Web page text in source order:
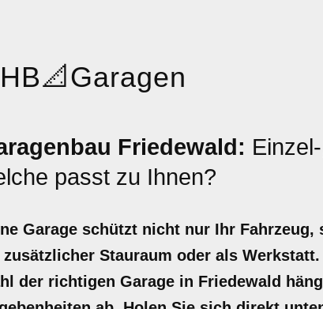
📐Garagen
Friedewald:
passt zu Ihnen?
Garage schützt nicht nur Ihr
zusätzlicher Stauraum oder als
der richtigen Garage in Friedewald